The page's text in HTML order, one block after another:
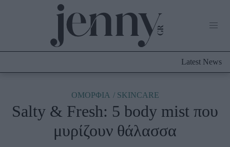
Culture
Fashion
Latest News
ΟΜΟΡΦΙΑ SKINCARE
Salty & Fresh: 5 body mist που
μυρίζουν θάλασσα